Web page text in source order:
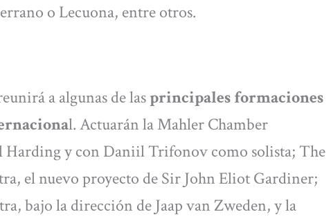
o Lecuona, entre otros.
a algunas de lasprincipales formaciones
l. Actuarán la Mahler Chamber
y con Daniil Trifonov como solista; The
el nuevo proyecto de Sir John Eliot Gardiner;
bajo la dirección de Jaap van Zweden, y la